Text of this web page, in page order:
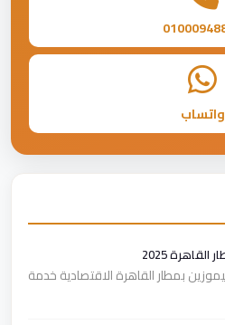
واتساب
2025
بمطار القاهرة الاقتصادية خدمة